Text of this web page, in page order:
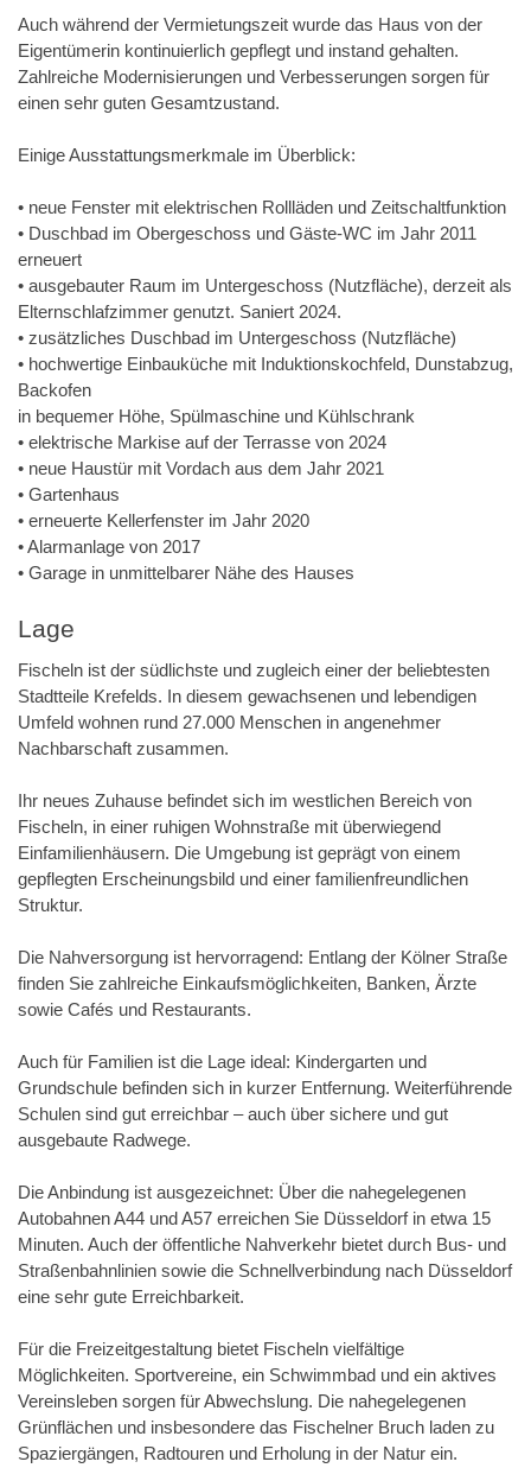
Auch während der Vermietungszeit wurde das Haus von der
Eigentümerin kontinuierlich gepflegt und instand gehalten.
Zahlreiche Modernisierungen und Verbesserungen sorgen für
einen sehr guten Gesamtzustand.
Einige Ausstattungsmerkmale im Überblick:
• neue Fenster mit elektrischen Rollläden und Zeitschaltfunktion
• Duschbad im Obergeschoss und Gäste-WC im Jahr 2011
erneuert
• ausgebauter Raum im Untergeschoss (Nutzfläche), derzeit als
Elternschlafzimmer genutzt. Saniert 2024.
• zusätzliches Duschbad im Untergeschoss (Nutzfläche)
• hochwertige Einbauküche mit Induktionskochfeld, Dunstabzug,
Backofen
in bequemer Höhe, Spülmaschine und Kühlschrank
• elektrische Markise auf der Terrasse von 2024
• neue Haustür mit Vordach aus dem Jahr 2021
• Gartenhaus
• erneuerte Kellerfenster im Jahr 2020
• Alarmanlage von 2017
• Garage in unmittelbarer Nähe des Hauses
Lage
Fischeln ist der südlichste und zugleich einer der beliebtesten
Stadtteile Krefelds. In diesem gewachsenen und lebendigen
Umfeld wohnen rund 27.000 Menschen in angenehmer
Nachbarschaft zusammen.
Ihr neues Zuhause befindet sich im westlichen Bereich von
Fischeln, in einer ruhigen Wohnstraße mit überwiegend
Einfamilienhäusern. Die Umgebung ist geprägt von einem
gepflegten Erscheinungsbild und einer familienfreundlichen
Struktur.
Die Nahversorgung ist hervorragend: Entlang der Kölner Straße
finden Sie zahlreiche Einkaufsmöglichkeiten, Banken, Ärzte
sowie Cafés und Restaurants.
Auch für Familien ist die Lage ideal: Kindergarten und
Grundschule befinden sich in kurzer Entfernung. Weiterführende
Schulen sind gut erreichbar – auch über sichere und gut
ausgebaute Radwege.
Die Anbindung ist ausgezeichnet: Über die nahegelegenen
Autobahnen A44 und A57 erreichen Sie Düsseldorf in etwa 15
Minuten. Auch der öffentliche Nahverkehr bietet durch Bus- und
Straßenbahnlinien sowie die Schnellverbindung nach Düsseldorf
eine sehr gute Erreichbarkeit.
Für die Freizeitgestaltung bietet Fischeln vielfältige
Möglichkeiten. Sportvereine, ein Schwimmbad und ein aktives
Vereinsleben sorgen für Abwechslung. Die nahegelegenen
Grünflächen und insbesondere das Fischelner Bruch laden zu
Spaziergängen, Radtouren und Erholung in der Natur ein.